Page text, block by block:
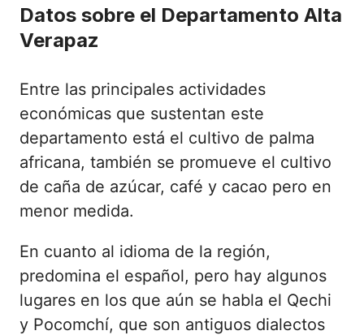
Datos sobre el Departamento Alta
Verapaz
Entre las principales actividades
económicas que sustentan este
departamento está el cultivo de palma
africana, también se promueve el cultivo
de caña de azúcar, café y cacao pero en
menor medida.
En cuanto al idioma de la región,
predomina el español, pero hay algunos
lugares en los que aún se habla el Qechi
y Pocomchí, que son antiguos dialectos